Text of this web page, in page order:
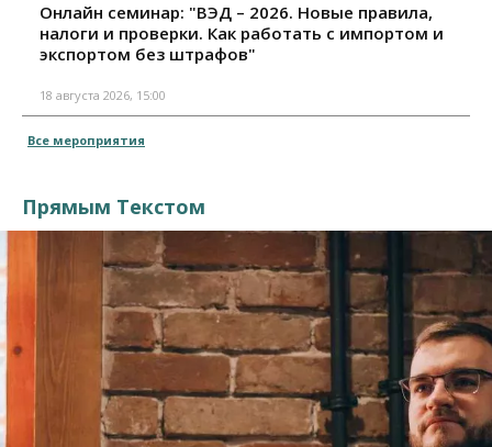
Онлайн семинар: "ВЭД – 2026. Новые правила,
налоги и проверки. Как работать с импортом и
экспортом без штрафов"
18 августа 2026, 15:00
Все мероприятия
Прямым Текстом